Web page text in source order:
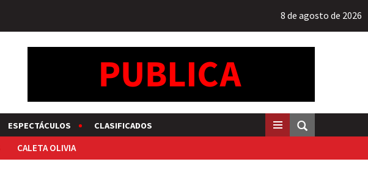
8 de agosto de 2026
ESPECTÁCULOS CLASIFICADOS
CALETA OLIVIA